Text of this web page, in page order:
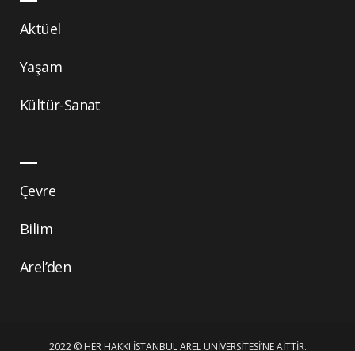
Aktüel
Yaşam
Kültür-Sanat
Çevre
Bilim
Arel’den
2022 © HER HAKKI İSTANBUL AREL ÜNIVERSITESI’NE AITTIR.